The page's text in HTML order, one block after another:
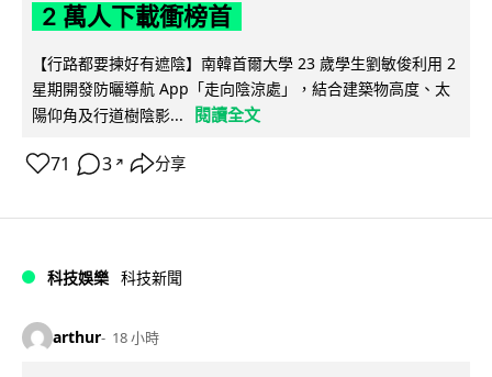
2 萬人下載衝榜首
【行路都要揀好有遮陰】南韓首爾大學 23 歲學生劉敏俊利用 2
星期開發防曬導航 App「走向陰涼處」，結合建築物高度、太
陽仰角及行道樹陰影...
閱讀全文
71 3 ↗ 分享
科技娛樂 科技新聞
arthur 18 小時